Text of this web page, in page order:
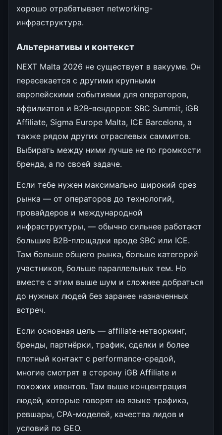
хорошо отрабатывает networking-
инфраструктура.
Альтернативы и контекст
NEXT Malta 2026 не существует в вакууме. Он
пересекается с другими крупными
европейскими событиями для операторов,
аффилиатов и B2B-вендоров: SBC Summit, iGB
Affiliate, Sigma Europe Malta, ICE Barcelona, а
также рядом других отраслевых саммитов.
Выбирать между ними лучше не по громкости
бренда, а по своей задаче.
Если тебе нужен максимально широкий срез
рынка — от операторов до технологий,
провайдеров и международной
инфраструктуры, — обычно сильнее работают
большие B2B-площадки вроде SBC или ICE.
Там больше общего рынка, больше категорий
участников, больше параллельных тем. Но
вместе с этим выше шум и сложнее добраться
до нужных людей без заранее назначенных
встреч.
Если основная цель — affiliate-нетворкинг,
бренды, партнёрки, трафик, сделки и более
плотный контакт с performance-средой,
многие смотрят в сторону iGB Affiliate и
похожих ивентов. Там выше концентрация
людей, которые говорят на языке трафика,
ревшары, CPA-моделей, качества лидов и
условий по GEO.